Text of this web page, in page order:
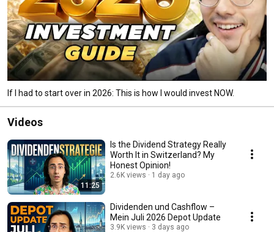
If I had to start over in 2026: This is how I would invest NOW.
Videos
11:25
Is the Dividend Strategy Really
Worth It in Switzerland? My
Honest Opinion!
2.6K views 1 day ago
Dividenden und Cashflow –
Mein Juli 2026 Depot Update
3.9K views 3 days ago